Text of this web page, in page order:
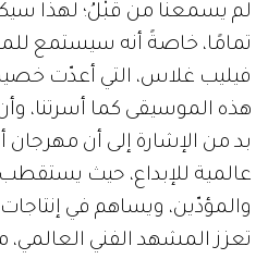
لم يسمعنا من قَبْلُ؛ لهذا
تمامًا، خاصةً أنه سيستمع
فيليب غلاس، التي أعدّت
هذه الموسيقى كما أسرتنا،
بد من الإشارة إلى أن
عالمية للإبداع، حيث يستقطب
والمؤدّين، ويساهم في إنتاجات
تعزز المشهد الفني